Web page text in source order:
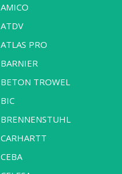
AMICO
ATDV
ATLAS PRO
BARNIER
BETON TROWEL
BIC
BRENNENSTUHL
CARHARTT
CEBA